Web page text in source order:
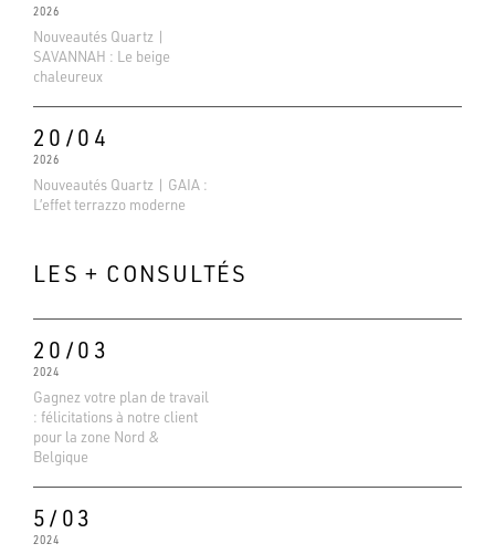
2026
Nouveautés Quartz |
SAVANNAH : Le beige
chaleureux
20/04
2026
Nouveautés Quartz | GAIA :
L’effet terrazzo moderne
LES + CONSULTÉS
20/03
2024
Gagnez votre plan de travail
: félicitations à notre client
pour la zone Nord &
Belgique
5/03
2024